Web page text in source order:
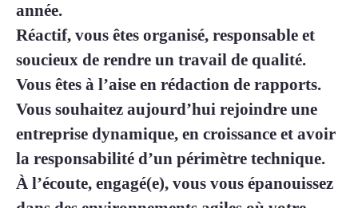
année.
Réactif, vous êtes organisé, responsable et
soucieux de rendre un travail de qualité.
Vous êtes à l’aise en rédaction de rapports.
Vous souhaitez aujourd’hui rejoindre une
entreprise dynamique, en croissance et avoir
la responsabilité d’un périmètre technique.
À l’écoute, engagé(e), vous vous épanouissez